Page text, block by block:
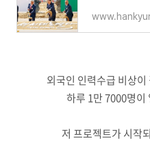
외국인 인력수급 비상
하루 1만 7000명이
저 프로젝트가 시작